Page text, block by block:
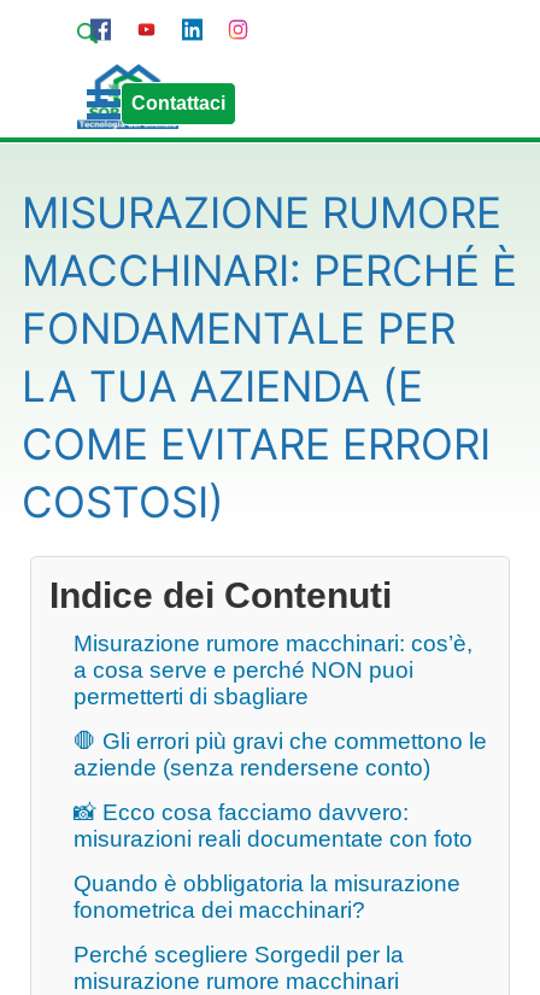
Salta menù
Pagina Contatti
Chiama Sorgedil
Contattaci
MISURAZIONE RUMORE
MACCHINARI: PERCHÉ È
FONDAMENTALE PER
LA TUA AZIENDA (E
COME EVITARE ERRORI
COSTOSI)
Indice dei Contenuti
Misurazione rumore macchinari: cos’è,
a cosa serve e perché NON puoi
permetterti di sbagliare
🛑 Gli errori più gravi che commettono le
aziende (senza rendersene conto)
📸 Ecco cosa facciamo davvero:
misurazioni reali documentate con foto
Quando è obbligatoria la misurazione
fonometrica dei macchinari?
Perché scegliere Sorgedil per la
misurazione rumore macchinari